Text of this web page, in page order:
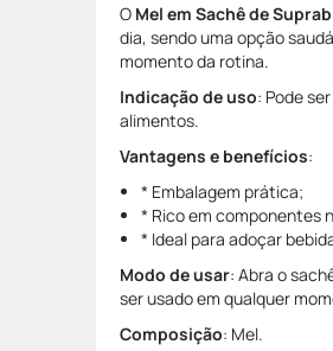
O Mel em Sachê de
dia, sendo uma opção
momento da rotina.
Indicação de uso: Pode
alimentos.
Vantagens e benefícios:
* Embalagem prática;
* Rico em componentes
* Ideal para adoçar
Modo de usar: Abra o
ser usado em qualquer
Composição: Mel.